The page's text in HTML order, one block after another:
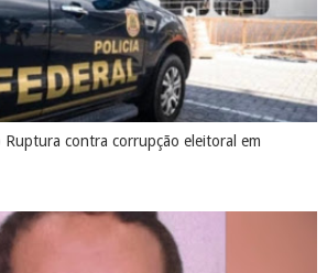
Ruptura contra corrupção eleitoral em